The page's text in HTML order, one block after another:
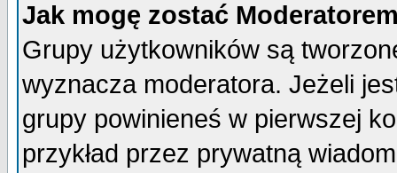
Jak mogę zostać
Grupy użytkowników są
wyznacza moderatora. Jeżeli
grupy powinieneś w pierwszej
przykład przez prywatną